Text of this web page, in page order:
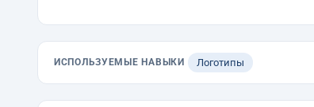
ИСПОЛЬЗУЕМЫЕ НАВЫКИ Логотипы